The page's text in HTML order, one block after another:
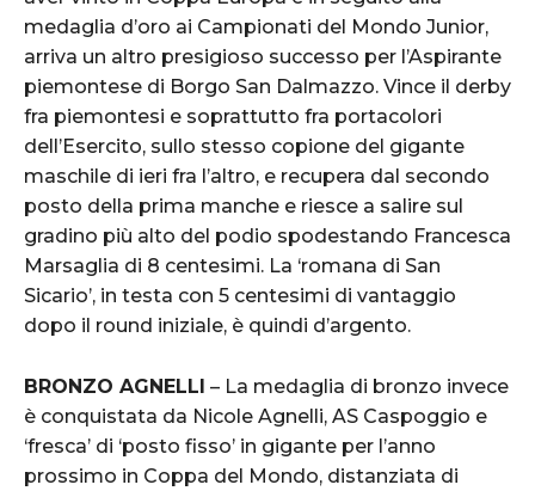
medaglia d’oro ai Campionati del Mondo Junior,
arriva un altro presigioso successo per l’Aspirante
piemontese di Borgo San Dalmazzo. Vince il derby
fra piemontesi e soprattutto fra portacolori
dell’Esercito, sullo stesso copione del gigante
maschile di ieri fra l’altro, e recupera dal secondo
posto della prima manche e riesce a salire sul
gradino più alto del podio spodestando Francesca
Marsaglia di 8 centesimi. La ‘romana di San
Sicario’, in testa con 5 centesimi di vantaggio
dopo il round iniziale, è quindi d’argento.
BRONZO AGNELLI – La medaglia di bronzo invece
è conquistata da Nicole Agnelli, AS Caspoggio e
‘fresca’ di ‘posto fisso’ in gigante per l’anno
prossimo in Coppa del Mondo, distanziata di